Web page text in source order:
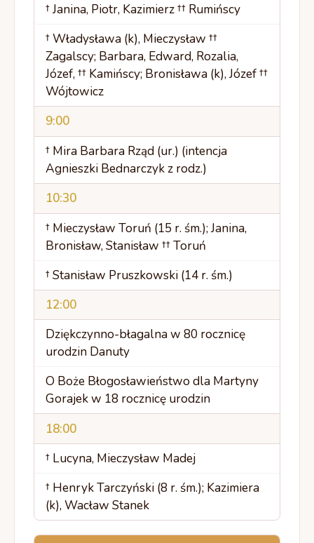
† Janina, Piotr, Kazimierz †† Rumińscy
† Władysława (k), Mieczysław ††
Zagalscy; Barbara, Edward, Rozalia,
Józef, †† Kamińscy; Bronisława (k), Józef ††
Wójtowicz
9:00
† Mira Barbara Rząd (ur.) (intencja
Agnieszki Bednarczyk z rodz.)
10:30
† Mieczysław Toruń (15 r. śm.); Janina,
Bronisław, Stanisław †† Toruń
† Stanisław Pruszkowski (14 r. śm.)
12:00
Dziękczynno-błagalna w 80 rocznicę
urodzin Danuty
O Boże Błogosławieństwo dla Martyny
Gorajek w 18 rocznicę urodzin
18:00
† Lucyna, Mieczysław Madej
† Henryk Tarczyński (8 r. śm.); Kazimiera
(k), Wacław Stanek